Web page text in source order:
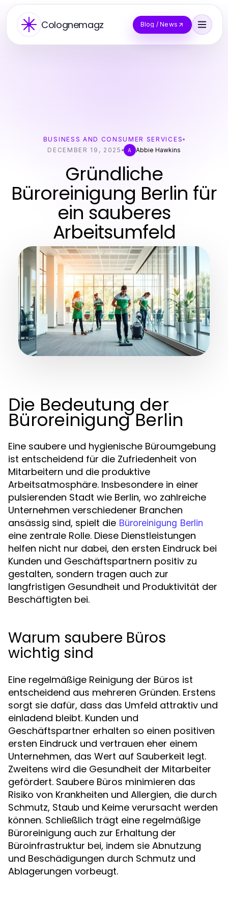
Colognemagz Blog / News
BUSINESS AND CONSUMER SERVICES
DECEMBER 19, 2025
A Abbie Hawkins
Gründliche
Büroreinigung Berlin für
ein sauberes
Arbeitsumfeld
Die Bedeutung der
Büroreinigung Berlin
Eine saubere und hygienische Büroumgebung
ist entscheidend für die Zufriedenheit von
Mitarbeitern und die produktive
Arbeitsatmosphäre. Insbesondere in einer
pulsierenden Stadt wie Berlin, wo zahlreiche
Unternehmen verschiedener Branchen
ansässig sind, spielt die Büroreinigung Berlin
eine zentrale Rolle. Diese Dienstleistungen
helfen nicht nur dabei, den ersten Eindruck bei
Kunden und Geschäftspartnern positiv zu
gestalten, sondern tragen auch zur
langfristigen Gesundheit und Produktivität der
Beschäftigten bei.
Warum saubere Büros
wichtig sind
Eine regelmäßige Reinigung der Büros ist
entscheidend aus mehreren Gründen. Erstens
sorgt sie dafür, dass das Umfeld attraktiv und
einladend bleibt. Kunden und
Geschäftspartner erhalten so einen positiven
ersten Eindruck und vertrauen eher einem
Unternehmen, das Wert auf Sauberkeit legt.
Zweitens wird die Gesundheit der Mitarbeiter
gefördert. Saubere Büros minimieren das
Risiko von Krankheiten und Allergien, die durch
Schmutz, Staub und Keime verursacht werden
können. Schließlich trägt eine regelmäßige
Büroreinigung auch zur Erhaltung der
Büroinfrastruktur bei, indem sie Abnutzung
und Beschädigungen durch Schmutz und
Ablagerungen vorbeugt.